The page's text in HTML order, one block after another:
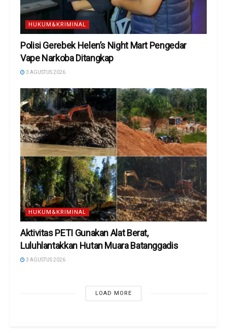
HUKUM&KRIMINAL
Polisi Gerebek Helen’s Night Mart Pengedar
Vape Narkoba Ditangkap
3 AGUSTUS 2026
HUKUM&KRIMINAL
Aktivitas PETI Gunakan Alat Berat,
Luluhlantakkan Hutan Muara Batanggadis
3 AGUSTUS 2026
LOAD MORE